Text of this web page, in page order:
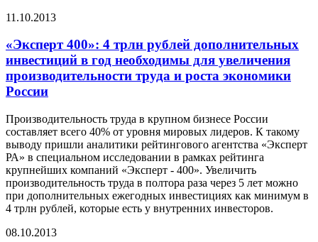
11.10.2013
«Эксперт 400»: 4 трлн рублей дополнительных
инвестиций в год необходимы для увеличения
производительности труда и роста экономики
России
Производительность труда в крупном бизнесе России
составляет всего 40% от уровня мировых лидеров. К такому
выводу пришли аналитики рейтингового агентства «Эксперт
РА» в специальном исследовании в рамках рейтинга
крупнейших компаний «Эксперт - 400». Увеличить
производительность труда в полтора раза через 5 лет можно
при дополнительных ежегодных инвестициях как минимум в
4 трлн рублей, которые есть у внутренних инвесторов.
08.10.2013